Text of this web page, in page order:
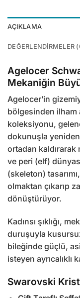
AÇIKLAMA
DEĞERLENDIRMELER
Agelocer
Mekaniğin
Agelocer’in
bölgesinden ilham
koleksiyonu,
dokunuşla
ortadan kaldırarak
ve peri (elf)
(skeleton)
olmaktan çıkarıp
dönüştürüyor.
Kadınsı şıklığı,
duruşuyla
bileğinde güçlü,
isteyen ayrıcalıklı
Swarovski